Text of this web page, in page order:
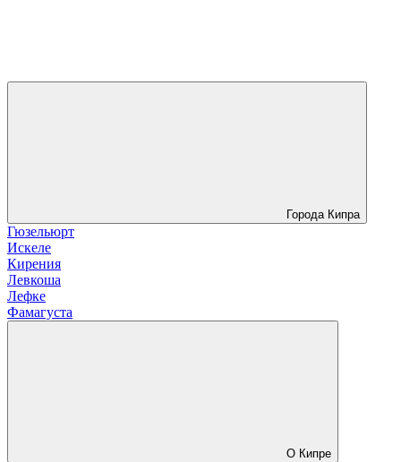
Города Кипра
Гюзельюрт
Искеле
Кирения
Левкоша
Лефке
Фамагуста
О Кипре